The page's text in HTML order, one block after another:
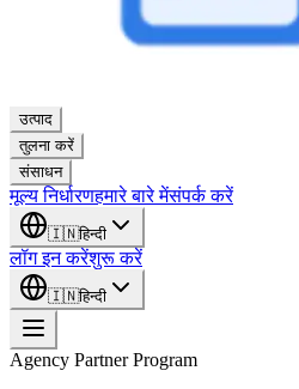
उत्पाद
तुलना करें
संसाधन
मूल्य निर्धारणहमारे बारे मेंसंपर्क करें
🇮🇳हिन्दी
लॉग इन करेंशुरू करें
🇮🇳हिन्दी
Agency Partner Program